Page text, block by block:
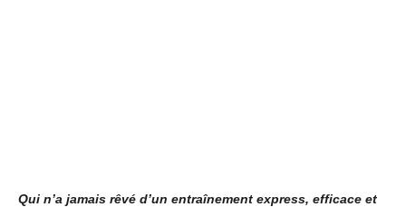
Qui n’a jamais rêvé d’un entraînement express, efficace et